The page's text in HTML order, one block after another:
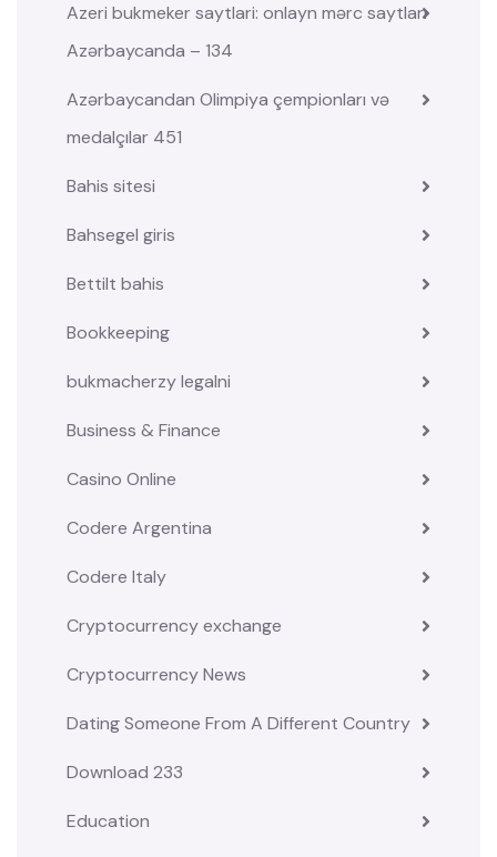
Azeri bukmeker saytlari: onlayn mərc saytları
Azərbaycanda – 134
Azərbaycandan Olimpiya çempionları və
medalçılar 451
Bahis sitesi
Bahsegel giris
Bettilt bahis
Bookkeeping
bukmacherzy legalni
Business & Finance
Casino Online
Codere Argentina
Codere Italy
Cryptocurrency exchange
Cryptocurrency News
Dating Someone From A Different Country
Download 233
Education